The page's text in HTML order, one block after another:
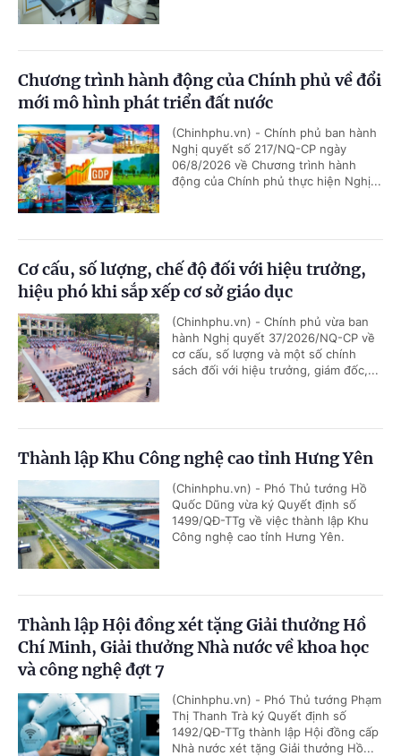
Chương trình hành động của Chính phủ về đổi
mới mô hình phát triển đất nước
(Chinhphu.vn) - Chính phủ ban hành
Nghị quyết số 217/NQ-CP ngày
06/8/2026 về Chương trình hành
động của Chính phủ thực hiện Nghị...
Cơ cấu, số lượng, chế độ đối với hiệu trưởng,
hiệu phó khi sắp xếp cơ sở giáo dục
(Chinhphu.vn) - Chính phủ vừa ban
hành Nghị quyết 37/2026/NQ-CP về
cơ cấu, số lượng và một số chính
sách đối với hiệu trưởng, giám đốc,...
Thành lập Khu Công nghệ cao tỉnh Hưng Yên
(Chinhphu.vn) - Phó Thủ tướng Hồ
Quốc Dũng vừa ký Quyết định số
1499/QĐ-TTg về việc thành lập Khu
Công nghệ cao tỉnh Hưng Yên.
Thành lập Hội đồng xét tặng Giải thưởng Hồ
Chí Minh, Giải thưởng Nhà nước về khoa học
và công nghệ đợt 7
(Chinhphu.vn) - Phó Thủ tướng Phạm
Thị Thanh Trà ký Quyết định số
1492/QĐ-TTg thành lập Hội đồng cấp
Nhà nước xét tặng Giải thưởng Hồ...